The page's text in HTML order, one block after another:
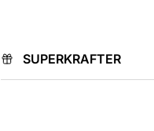
SUPERKRAFTER